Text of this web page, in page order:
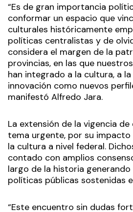
“Es de gran importancia
conformar un espacio que
culturales históricamente
políticas centralistas y de
considera el margen de la
provincias, en las que
han integrado a la cultura, a
innovación como nuevos
manifestó Alfredo Jara.
La extensión de la vigencia de
tema urgente, por su
la cultura a nivel federal.
contado con amplios
largo de la historia
políticas públicas sostenidas
“Este encuentro sin dudas